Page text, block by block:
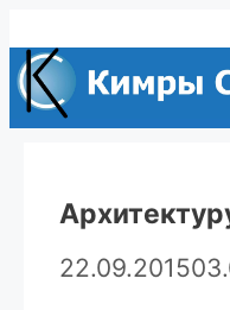
к
содержимому
22.09.2015